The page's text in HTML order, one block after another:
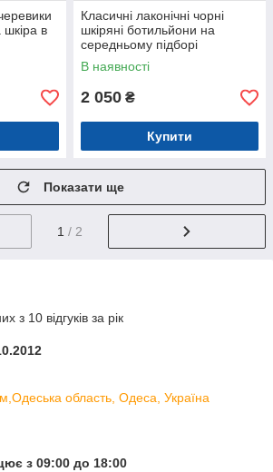
шкіра в
Класичні лаконічні чорні
шкіряні ботильйони на
середньому підборі
В наявності
2 050 ₴
Купити
Показати ще
1 / 2
з 10 відгуків за рік
область, Одеса, Україна
з 09:00 до 18:00